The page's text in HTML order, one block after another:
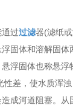
通过过滤器(滤纸
固体和溶解固体
浮固体也称悬浮
性差，使水质浑
成河道阻塞。从